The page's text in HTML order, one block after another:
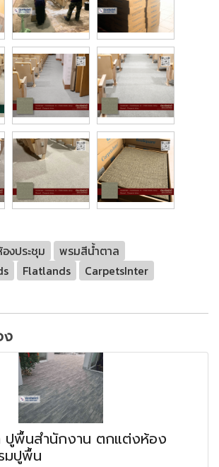
งประชุม
พรมสีน้ำตาล
Flatlands CarpetsInter
ง
ปูพื้นสำนักงาน ตกแต่งห้อง
มปูพื้น